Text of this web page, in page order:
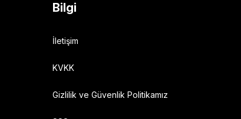
Bilgi
İletişim
KVKK
Gizlilik ve Güvenlik Politikamız